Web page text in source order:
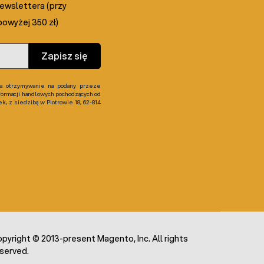
(przy
350 zł)
Zapisz się
otrzymywanie na podany przeze
handlowych pochodzących od
z siedzibą w Piotrowie 18, 62-814
© 2013-present Magento, Inc. All rights